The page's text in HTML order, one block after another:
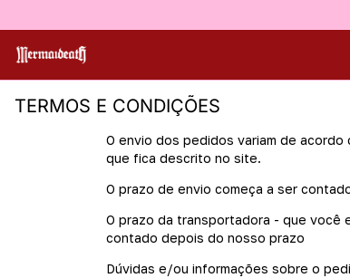
TERMOS E CONDIÇÕES
O envio dos pedidos variam de
que fica descrito no site.
O prazo de envio começa a ser
O prazo da transportadora - que você
contado depois do nosso prazo
Dúvidas e/ou informações sobre o